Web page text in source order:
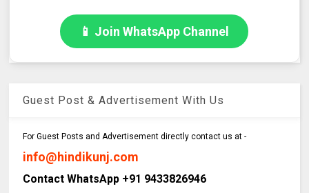
📱 Join WhatsApp Channel
Guest Post & Advertisement With Us
For Guest Posts and Advertisement directly contact us at -
info@hindikunj.com
Contact WhatsApp +91 9433826946